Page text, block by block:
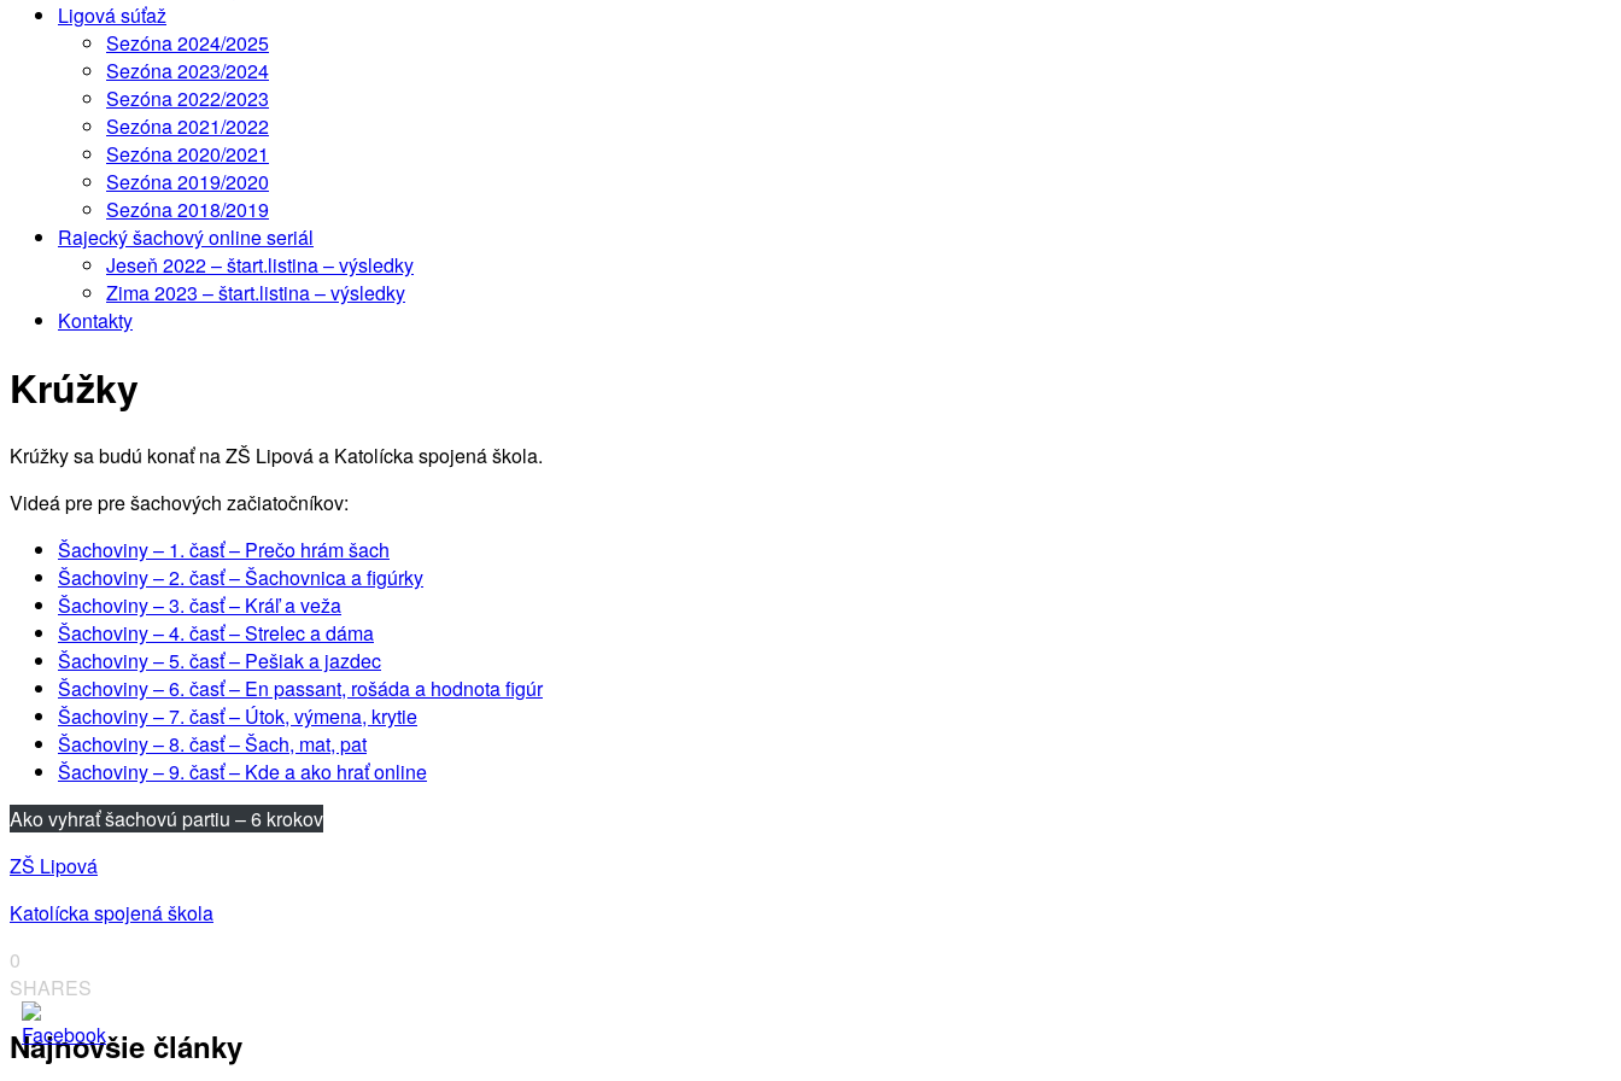
Ligová súťaž
Sezóna 2024/2025
Sezóna 2023/2024
Sezóna 2022/2023
Sezóna 2021/2022
Sezóna 2020/2021
Sezóna 2019/2020
Sezóna 2018/2019
Rajecký šachový online seriál
Jeseň 2022 – štart.listina – výsledky
Zima 2023 – štart.listina – výsledky
Kontakty
Krúžky
Krúžky sa budú konať na ZŠ Lipová a Katolícka spojená škola.
Videá pre pre šachových začiatočníkov:
Šachoviny – 1. časť – Prečo hrám šach
Šachoviny – 2. časť – Šachovnica a figúrky
Šachoviny – 3. časť – Kráľ a veža
Šachoviny – 4. časť – Strelec a dáma
Šachoviny – 5. časť – Pešiak a jazdec
Šachoviny – 6. časť – En passant, rošáda a hodnota figúr
Šachoviny – 7. časť – Útok, výmena, krytie
Šachoviny – 8. časť – Šach, mat, pat
Šachoviny – 9. časť – Kde a ako hrať online
Ako vyhrať šachovú partiu – 6 krokov
ZŠ Lipová
Katolícka spojená škola
0
SHARES
Najnovšie články